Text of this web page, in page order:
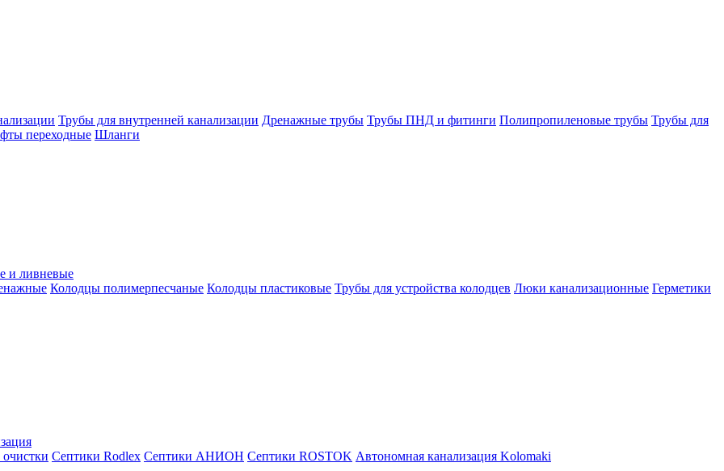
Трубы для внутренней канализации Дренажные трубы Трубы ПНД и фитинги Полипропиленовые трубы Трубы для
переходные Шланги
и ливневые
Колодцы полимерпесчаные Колодцы пластиковые Трубы для устройства колодцев Люки канализационные Герметики
Септики Rodlex Септики АНИОН Септики ROSTOK Автономная канализация Kolomaki